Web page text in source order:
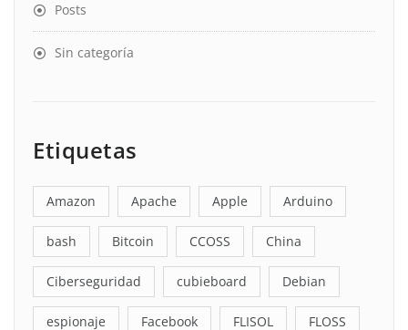
Posts
Sin categoría
Etiquetas
Amazon Apache Apple Arduino
bash Bitcoin CCOSS China
Ciberseguridad cubieboard Debian
espionaje Facebook FLISOL FLOSS